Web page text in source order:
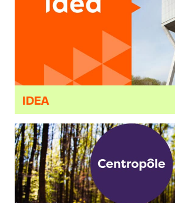
IDEA